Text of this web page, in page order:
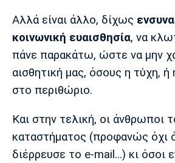
Αλλά είναι άλλο, δίχως
κοινωνική ευαισθησία, να
πάνε παρακάτω, ώστε να μην
αισθητική μας, όσους η τύχη, ή
στο περιθώριο.
Και στην τελική, οι άνθρωποι
καταστήματος (προφανώς όχι
διέρρευσε το e-mail...) κι όσοι